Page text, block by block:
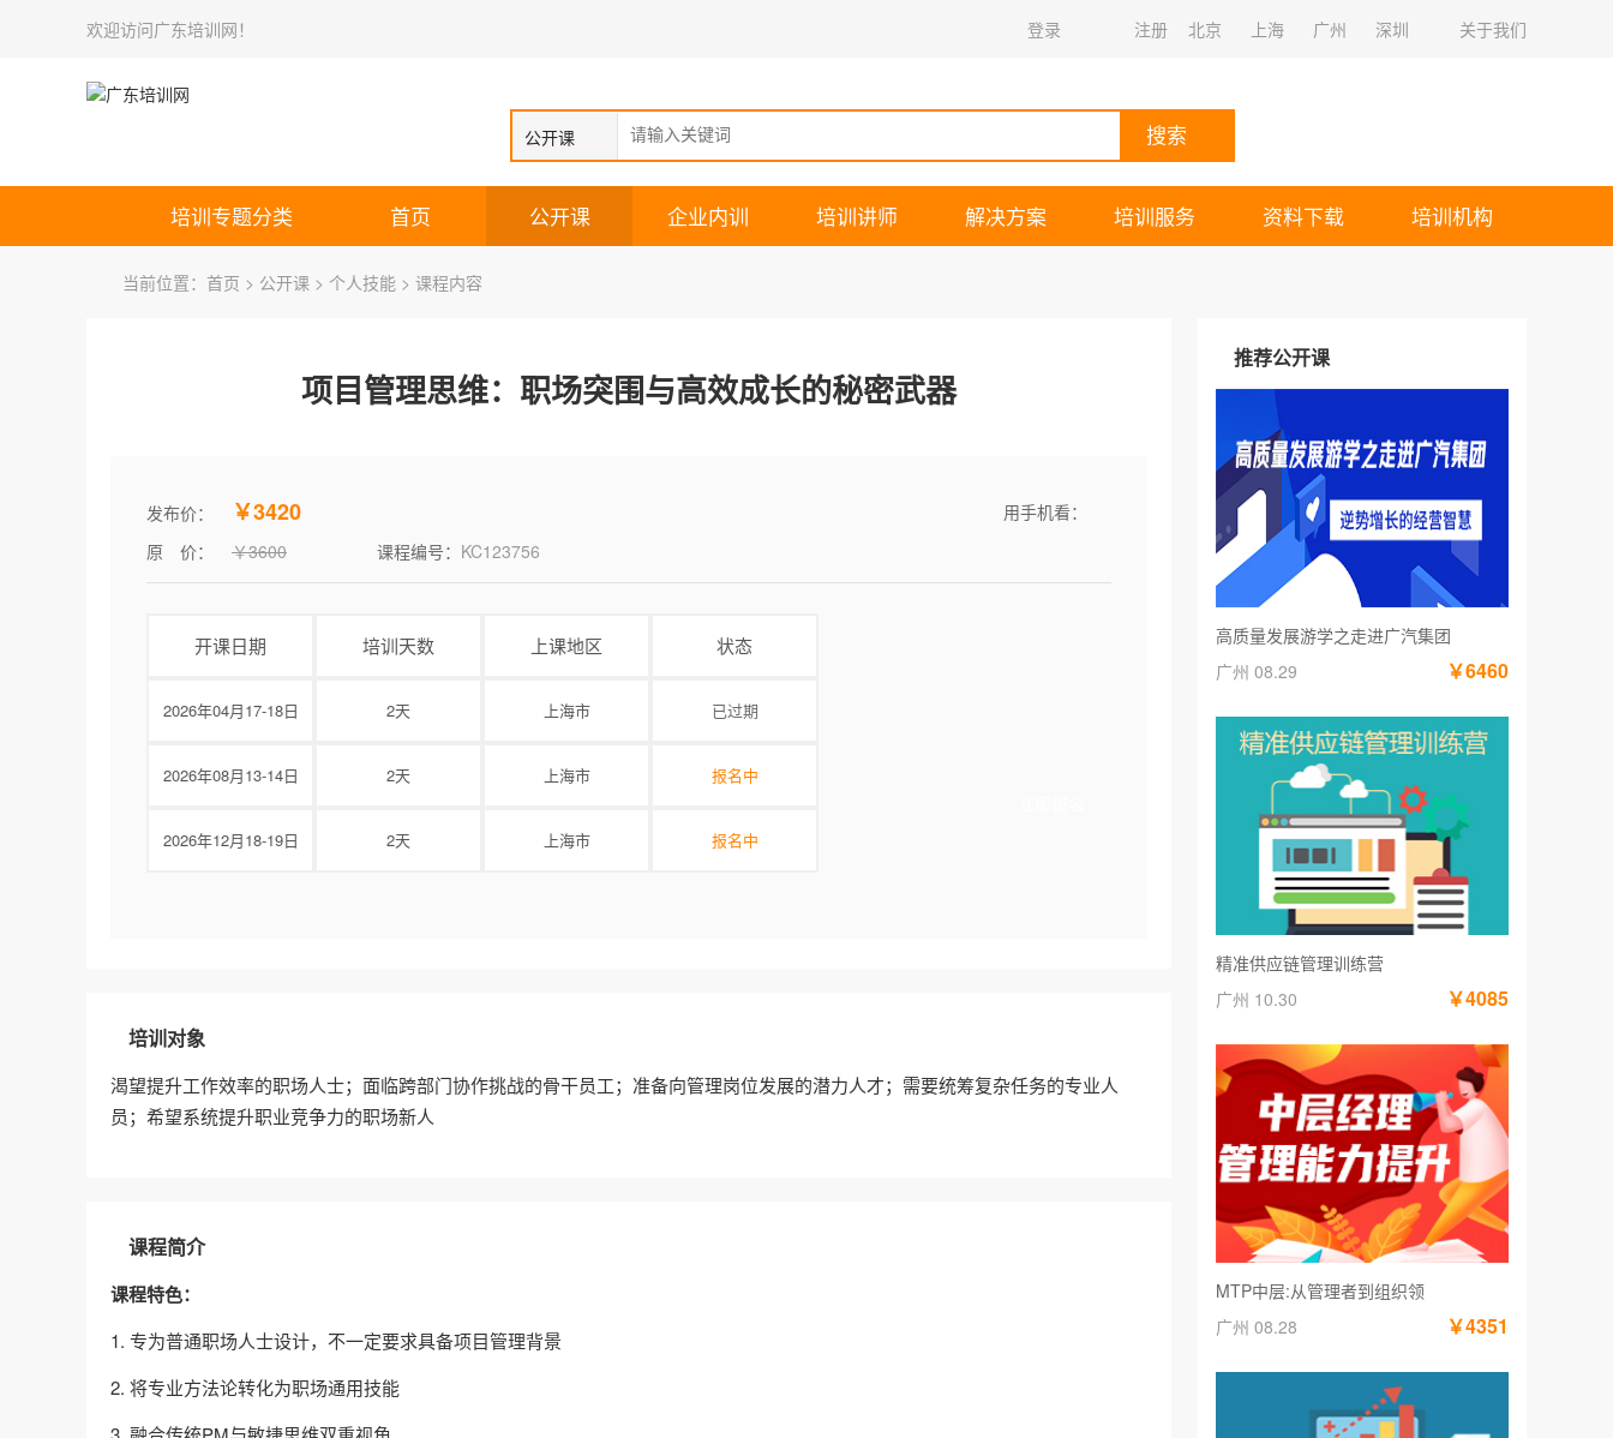
欢迎访问广东培训网！ 登录 注册 北京 上海 广州 深圳 关于我们
公开课 搜索
培训专题分类 首页 公开课 企业内训 培训讲师 解决方案 培训服务 资料下载 培训机构
当前位置： 首页 > 公开课 > 个人技能 > 课程内容
项目管理思维：职场突围与高效成长的秘密武器
发布价： ￥3420
原 价： ￥3600 课程编号： KC123756
用手机看：
开课日期 培训天数 上课地区 状态
2026年04月17-18日 2天 上海市 已过期
2026年08月13-14日 2天 上海市 报名中
2026年12月18-19日 2天 上海市 报名中
培训对象
渴望提升工作效率的职场人士；面临跨部门协作挑战的骨干员工；准备向管理岗位发展的潜力人才；需要统筹复杂任务的专业人
员；希望系统提升职业竞争力的职场新人
课程简介
课程特色：
1. 专为普通职场人士设计，不一定要求具备项目管理背景
2. 将专业方法论转化为职场通用技能
推荐公开课
高质量发展游学之走进广汽集团
广州 08.29
￥6460
精准供应链管理训练营
广州 10.30
￥4085
MTP中层:从管理者到组织领
广州 08.28
￥4351